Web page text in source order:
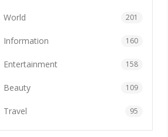
World 201
Information 160
Entertainment 158
Beauty 109
Travel 95